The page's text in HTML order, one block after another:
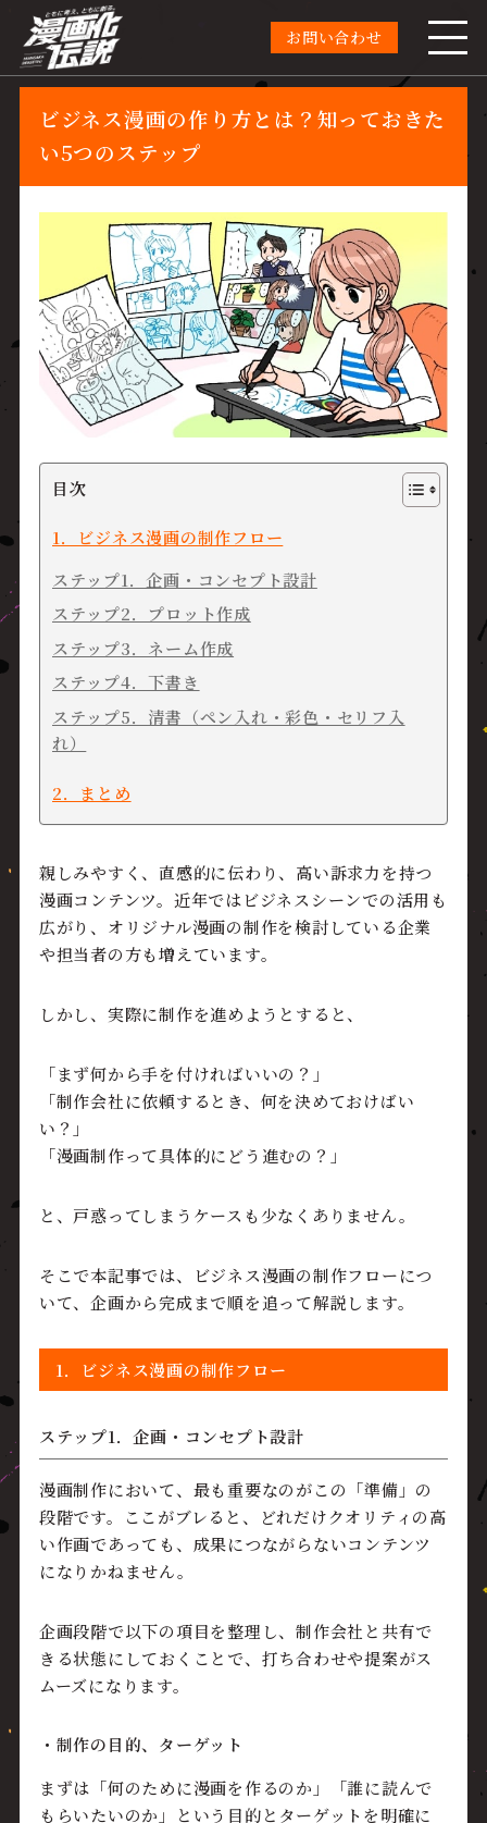
お問い合わせ
ビジネス漫画の作り方とは？知っておきた
い5つのステップ
目次
1．ビジネス漫画の制作フロー
ステップ1．企画・コンセプト設計
ステップ2．プロット作成
ステップ3．ネーム作成
ステップ4．下書き
ステップ5．清書（ペン入れ・彩色・セリフ入
れ）
2．まとめ
親しみやすく、直感的に伝わり、高い訴求力を持つ
漫画コンテンツ。近年ではビジネスシーンでの活用も
広がり、オリジナル漫画の制作を検討している企業
や担当者の方も増えています。
しかし、実際に制作を進めようとすると、
「まず何から手を付ければいいの？」
「制作会社に依頼するとき、何を決めておけばい
い？」
「漫画制作って具体的にどう進むの？」
と、戸惑ってしまうケースも少なくありません。
そこで本記事では、ビジネス漫画の制作フローにつ
いて、企画から完成まで順を追って解説します。
1．ビジネス漫画の制作フロー
ステップ1．企画・コンセプト設計
漫画制作において、最も重要なのがこの「準備」の
段階です。ここがブレると、どれだけクオリティの高
い作画であっても、成果につながらないコンテンツ
になりかねません。
企画段階で以下の項目を整理し、制作会社と共有で
きる状態にしておくことで、打ち合わせや提案がス
ムーズになります。
・制作の目的、ターゲット
まずは「何のために漫画を作るのか」「誰に読んで
もらいたいのか」という目的とターゲットを明確に